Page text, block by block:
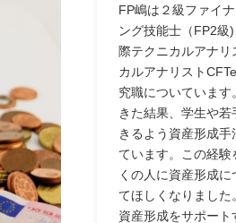
FP嶋は２級ファイ
ング技能士（FP2級
際テクニカルアナリ
カルアナリスト
究職についています
きた結果、学生や
きるよう資産形成手
ています。この経験
くの人に資産形成
てほしくなりまし
資産形成をサポート